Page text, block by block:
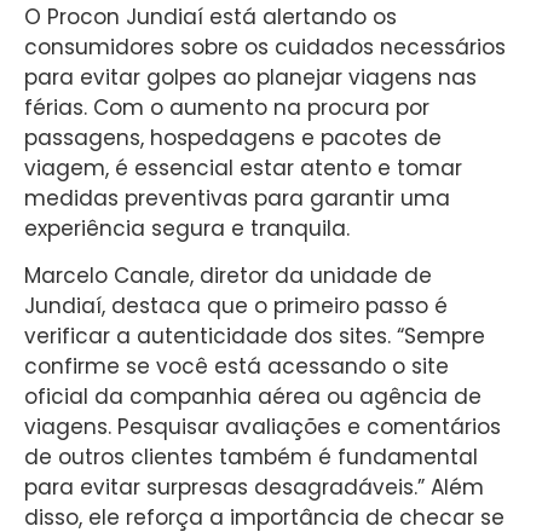
O Procon Jundiaí está alertando os
consumidores sobre os cuidados necessários
para evitar golpes ao planejar viagens nas
férias. Com o aumento na procura por
passagens, hospedagens e pacotes de
viagem, é essencial estar atento e tomar
medidas preventivas para garantir uma
experiência segura e tranquila.
Marcelo Canale, diretor da unidade de
Jundiaí, destaca que o primeiro passo é
verificar a autenticidade dos sites. “Sempre
confirme se você está acessando o site
oficial da companhia aérea ou agência de
viagens. Pesquisar avaliações e comentários
de outros clientes também é fundamental
para evitar surpresas desagradáveis.” Além
disso, ele reforça a importância de checar se